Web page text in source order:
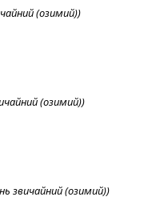
(озимий))
(озимий))
звичайний (озимий))